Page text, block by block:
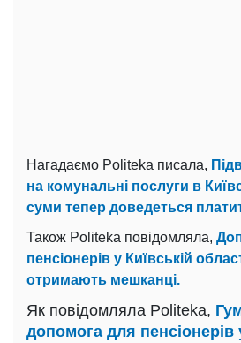
Нагадаємо Politeka писала,
на комунальні послуги в
суми тепер доведеться
Також Politeka повідомляла,
пенсіонерів у Київській
отримають мешканці.
Як повідомляла Politeka,
допомога для пенсіонерів